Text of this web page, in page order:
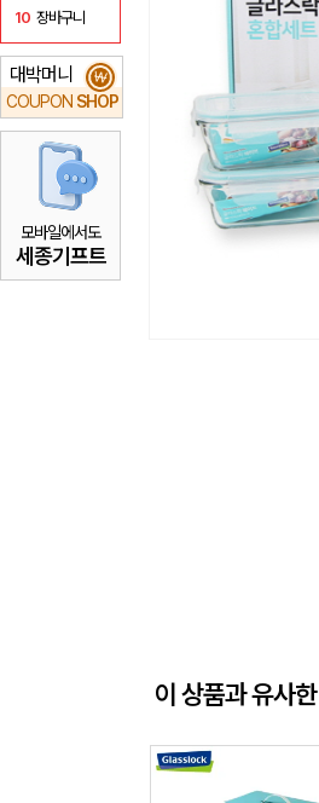
10 장바구니
대박머니
COUPON SHOP
₩
모바일에서도
세종기프트
이 상품과 유사한